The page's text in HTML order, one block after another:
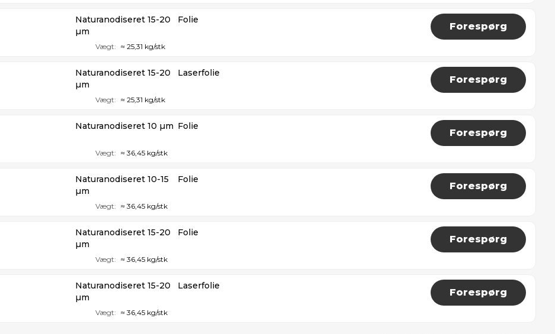
Naturanodiseret 15-20
µm
Folie
Forespørg
Vægt: ≈ 25,31 kg/stk
Naturanodiseret 15-20
µm
Laserfolie
Forespørg
Vægt: ≈ 25,31 kg/stk
Naturanodiseret 10 µm Folie
Forespørg
Vægt: ≈ 36,45 kg/stk
Naturanodiseret 10-15
µm
Folie
Forespørg
Vægt: ≈ 36,45 kg/stk
Naturanodiseret 15-20
µm
Folie
Forespørg
Vægt: ≈ 36,45 kg/stk
Naturanodiseret 15-20
µm
Laserfolie
Forespørg
Vægt: ≈ 36,45 kg/stk